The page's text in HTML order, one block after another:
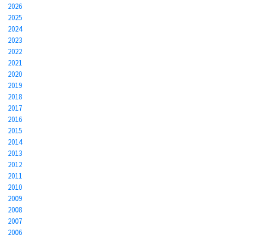
2026
2025
2024
2023
2022
2021
2020
2019
2018
2017
2016
2015
2014
2013
2012
2011
2010
2009
2008
2007
2006